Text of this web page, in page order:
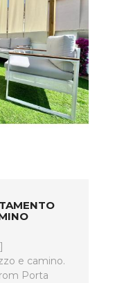
e camino.
Porta